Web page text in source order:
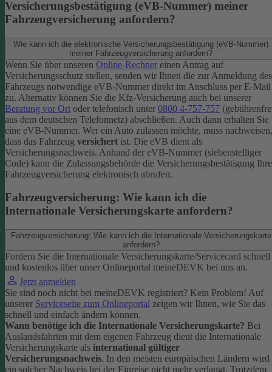
Versicherungsbestätigung (eVB-Nummer) meiner
Fahrzeugversicherung anfordern?
Wie kann ich die elektronische Versicherungsbestätigung (eVB-Nummer)
meiner Fahrzeugversicherung anfordern?
Wenn Sie über unseren Online-Rechner einen Antrag auf
Versicherungsschutz stellen, senden wir Ihnen die zur Anmeldung des
Fahrzeugs notwendige eVB-​Nummer direkt im Anschluss per E-Mail
zu. Alternativ können Sie die Kfz-​Versicherung auch bei unserer
Beratung vor Ort oder telefonisch unter 0800 4-​757-757
aus dem deutschen Telefonnetz) abschließen. Auch dann erhalten Sie
eine eVB-Nummer. Wer ein Auto zulassen möchte, muss nachweisen,
dass das Fahrzeug versichert ist. Die eVB dient als
Versicherungsnachweis. Anhand der eVB-Nummer (siebenstelliger
Code) kann die Zulassungsbehörde die Versicherungsbestätigung
Fahrzeugversicherung elektronisch abrufen.
Fahrzeugversicherung: Wie kann ich die
Internationale Versicherungskarte anfordern?
Fahrzeugversicherung: Wie kann ich die Internationale Versicherungskarte
anfordern?
Fordern Sie die Internationale Versicherungskarte/Servicecard schnell
und kostenlos über unser Onlineportal meineDEVK bei uns an.
Jetzt anmelden
Sie sind noch nicht bei meineDEVK registriert? Kein Problem! Auf
unserer Serviceseite zum Onlineportal zeigen wir Ihnen, wie Sie das
schnell und einfach ändern können.
Wann benötige ich die Internationale Versicherungskarte? Bei
Auslandsfahrten mit dem eigenen Fahrzeug dient die Internationale
Versicherungskarte als international gültiger
Versicherungsnachweis. In den meisten europäischen Ländern wird
ein solcher Nachweis bei der Einreise nicht mehr verlangt. Trotzdem